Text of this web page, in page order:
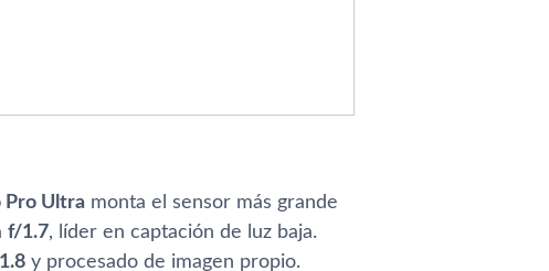
Pro Ultra monta el sensor más grande
f/1.7, líder en captación de luz baja.
y procesado de imagen propio.